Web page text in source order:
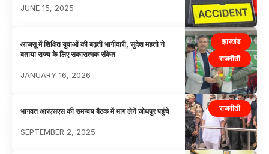
JUNE 15, 2025
झारखंड
राजनीती
आजसू में शिक्षित युवाओं की बढ़ती भागीदारी, सुदेश महतो ने
बताया राज्य के लिए सकारात्मक संकेत
JANUARY 16, 2026
राजनीती
भागवत आरएसएस की समन्वय बैठक में भाग लेने जोधपुर पहुंचे
SEPTEMBER 2, 2025